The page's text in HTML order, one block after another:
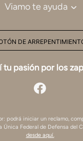
Viamo te ayuda
DE
tu pasión por los
podrá iniciar un reclamo,
Única Federal de Defensa del
desde aquí.